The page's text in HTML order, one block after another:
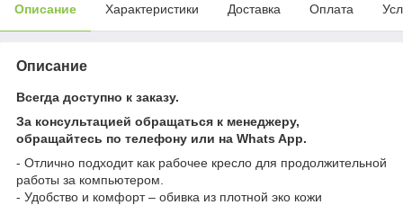
Описание Характеристики Доставка Оплата
Описание
Всегда доступно к заказу.
За консультацией обращаться к менеджеру,
обращайтесь по телефону или на Whats App.
- Отлично подходит как рабочее кресло для продолжительной
работы за компьютером.
- Удобство и комфорт – обивка из плотной эко кожи